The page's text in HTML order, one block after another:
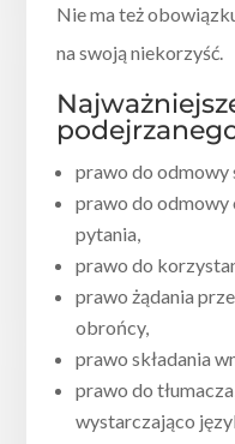
Nie ma też
na swoją niekorzyść.
prawo do odmowy
prawo do odmowy
pytania,
prawo do
prawo żądania
obrońcy,
prawo składania
prawo do
wystarczająco